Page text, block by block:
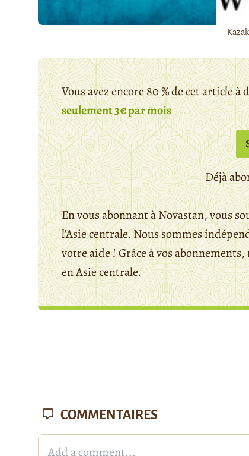
Vous avez encore 80 % de cet article
seulement 3€ par mois
Déjà
En vous abonnant à Novastan, vous
l'Asie centrale. Nous sommes
votre aide ! Grâce à vos
en Asie centrale.
COMMENTAIRES